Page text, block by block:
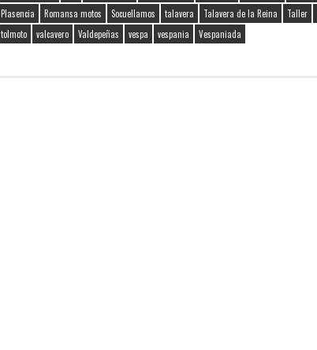
Plasencia
Romansa motos Socuellamos talavera Talavera de la Reina Taller
tolmoto
valcavero Valdepeñas vespa vespania Vespaniada